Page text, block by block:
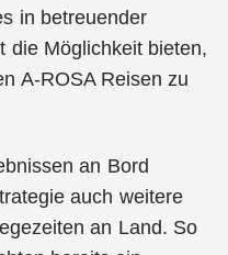
in betreuender
die Möglichkeit bieten,
A-ROSA Reisen zu
an Bord
auch weitere
an Land. So